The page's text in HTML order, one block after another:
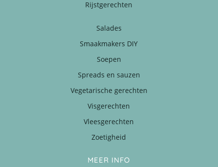
Rijstgerechten
Salades
Smaakmakers DIY
Soepen
Spreads en sauzen
Vegetarische gerechten
Visgerechten
Vleesgerechten
Zoetigheid
MEER INFO